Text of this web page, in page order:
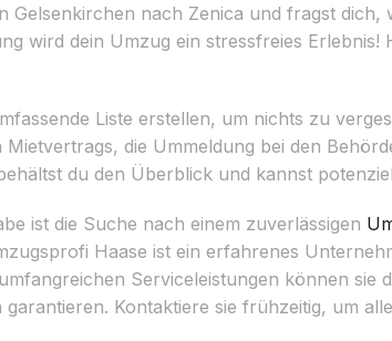
Gelsenkirchen nach Zenica und fragst
wird dein Umzug ein stressfreies
Liste erstellen, um nichts zu
Mietvertrags, die Ummeldung bei den
du den Überblick und kannst
ist die Suche nach einem zuverlässigen
Haase ist ein erfahrenes
Serviceleistungen können sie
Kontaktiere sie frühzeitig, um